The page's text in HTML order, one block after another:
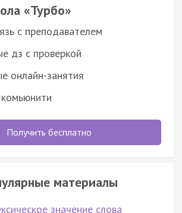
«Турбо»
с преподавателем
дз с проверкой
онлайн-занятия
Получить бесплатно
материалы
значение слова